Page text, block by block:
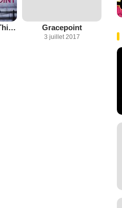
No Men Beyond This Point Gracepoint
3 juillet 2017